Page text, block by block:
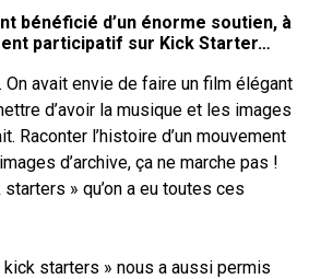
bénéficié d’un énorme soutien, à
participatif sur Kick Starter…
On avait envie de faire un film élégant
d’avoir la musique et les images
Raconter l’histoire d’un mouvement
d’archive, ça ne marche pas !
starters » qu’on a eu toutes ces
kick starters » nous a aussi permis